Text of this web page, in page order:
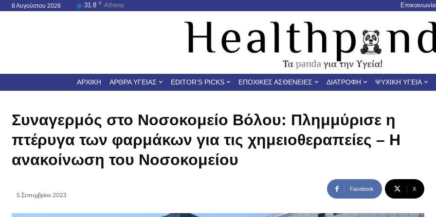
8 Αυγούστου 2026 31.8 C Athens Επικοινωνία
ΑΡΧΙΚΉ ΆΡΘΡΑ ΥΓΕΊΑΣ EDITOR’S PICKS ΕΠΟΧΙΚΈΣ ΑΣΘΈΝΕΙΕΣ ΔΙΑΤΡΟΦΉ ΨΥΧΙΚΉ ΥΓΕΊΑ
Συναγερμός στο Νοσοκομείο Βόλου: Πλημμύρισε η
πτέρυγα των φαρμάκων για τις χημειοθεραπείες – Η
ανακοίνωση του Νοσοκομείου
5 Σεπτεμβρίου 2023
Facebook X